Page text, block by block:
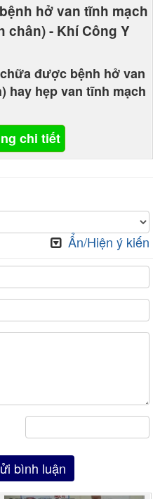
hở van tĩnh mạch
chân) - Khí Công Y
được bệnh hở van
hay hẹp van tĩnh mạch
chi tiết
Ẩn/Hiện ý kiến